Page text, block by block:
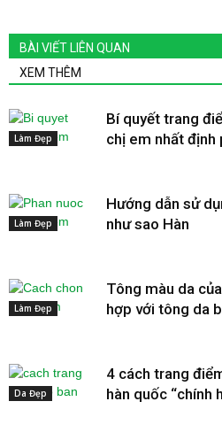
BÀI VIẾT LIÊN QUAN
XEM THÊM
Làm Đẹp
Bí quyết trang
chị em nhất định
Làm Đẹp
Hướng dẫn sử
như sao Hàn
Làm Đẹp
Tông màu da
hợp với tông da
Da Đẹp
4 cách trang
hàn quốc “chính